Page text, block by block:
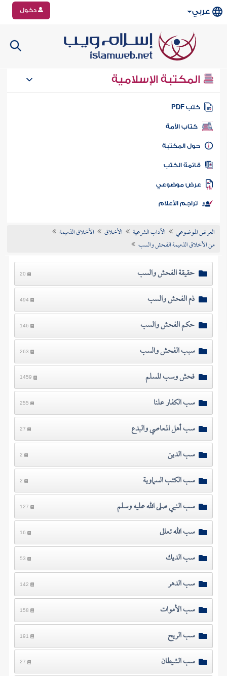
عربي دخول
المكتبة الإسلامية
كتب PDF
كتاب الأمة
المكتبة
الكتب
موضوعي
تراجم الأعلام
العرض الموضوعي الآداب الشرعية الأخلاق
الأخلاق الذميمة
من الأخلاق الذميمة الفحش والسب
حقيقة الفحش والسب 20
ذم الفحش والسب 494
حكم الفحش والسب 146
سبب الفحش والسب 263
فحش وسب المسلم 1459
سب الكفار علنا 255
سب أهل المعاصي والبدع 27
سب الدين 2
سب الكتب السماوية 2
سب النبي صلى الله عليه وسلم 127
سب الله تعالى 16
سب الديك 53
سب الدهر 142
سب الأموات 158
سب الريح 191
سب الشيطان 27